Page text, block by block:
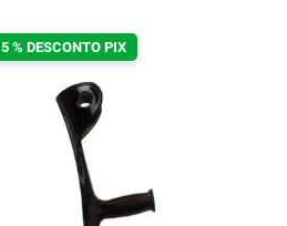
5 % DESCONTO PIX